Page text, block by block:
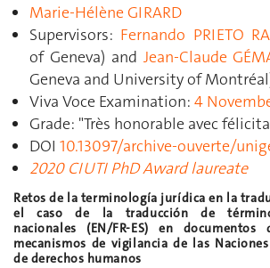
Marie-Hélène GIRARD
Supervisors: Fernando PRIETO
of Geneva) and Jean-Claude
Geneva and University of
Viva Voce Examination: 4
Grade: "Très honorable avec
DOI 10.13097/archive-ouverte/
2020 CIUTI PhD Award laureate
Retos de la terminología jurídica en la
el caso de la traducción de
nacionales (EN/FR-ES) en
mecanismos de vigilancia de las
de derechos humanos